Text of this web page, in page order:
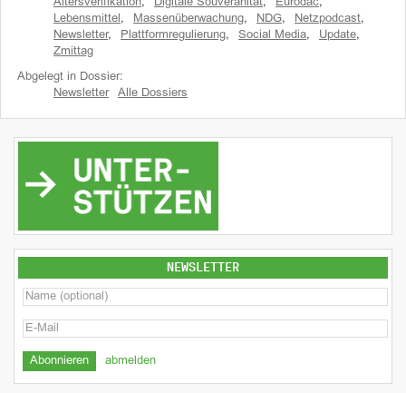
Altersverifikation, Digitale Souveränität, Eurodac,
Lebensmittel , Massenüberwachung, NDG, Netzpodcast,
Newsletter, Plattformregulierung, Social Media, Update,
Zmittag
Abgelegt in Dossier:
Newsletter
Alle Dossiers
NEWSLETTER
abmelden